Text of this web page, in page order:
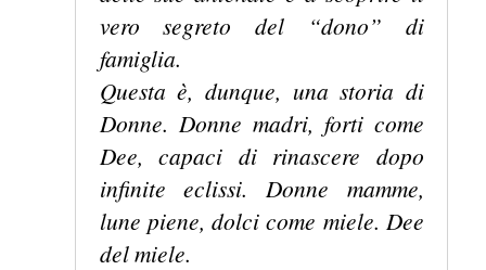
vero segreto del “dono” di
famiglia.
Questa è, dunque, una storia di
Donne. Donne madri, forti come
Dee, capaci di rinascere dopo
infinite eclissi. Donne mamme,
lune piene, dolci come miele. Dee
del miele.